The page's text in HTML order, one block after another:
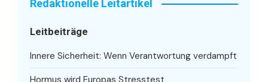
Redaktionelle Leitartikel
Leitbeiträge
Innere Sicherheit: Wenn Verantwortung verdampft
Hormus wird Europas Stresstest